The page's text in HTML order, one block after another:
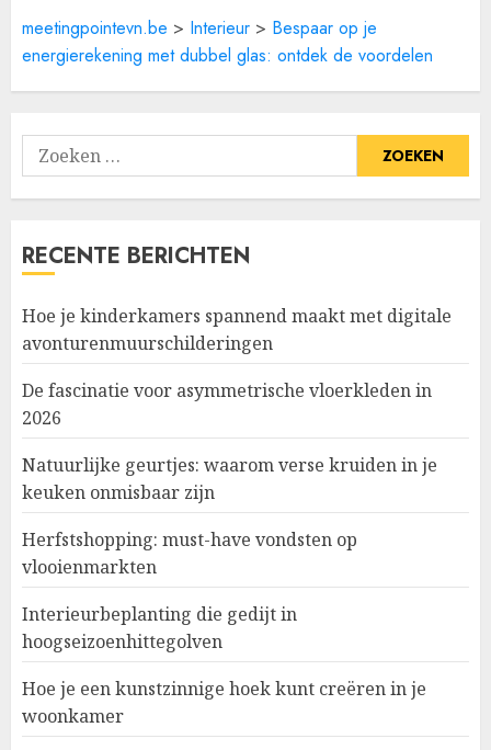
meetingpointevn.be > Interieur > Bespaar op je
energierekening met dubbel glas: ontdek de voordelen
Zoeken
naar:
RECENTE BERICHTEN
Hoe je kinderkamers spannend maakt met digitale
avonturenmuurschilderingen
De fascinatie voor asymmetrische vloerkleden in
2026
Natuurlijke geurtjes: waarom verse kruiden in je
keuken onmisbaar zijn
Herfstshopping: must-have vondsten op
vlooienmarkten
Interieurbeplanting die gedijt in
hoogseizoenhittegolven
Hoe je een kunstzinnige hoek kunt creëren in je
woonkamer